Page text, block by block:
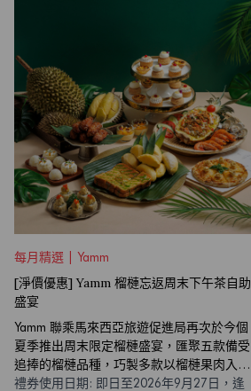
每月精選 | Yamm
[淨價優惠] Yamm 榴槤忘返周末下午茶自助
盛宴
Yamm 聯乘馬來西亞旅遊促進局再次於今個
夏季推出周末限定榴槤盛宴，匯聚五款備受
追捧的榴槤品種，巧製多款以榴槤果肉入饌
的精美甜點及鹹點
禮券使用日期: 即日至2026年9月27日，逢